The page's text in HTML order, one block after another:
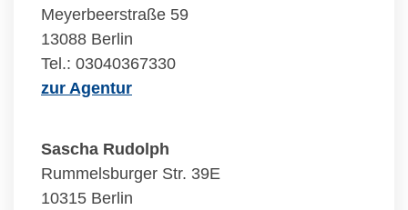
Meyerbeerstraße 59
13088 Berlin
Tel.: 03040367330
zur Agentur
Sascha Rudolph
Rummelsburger Str. 39E
10315 Berlin